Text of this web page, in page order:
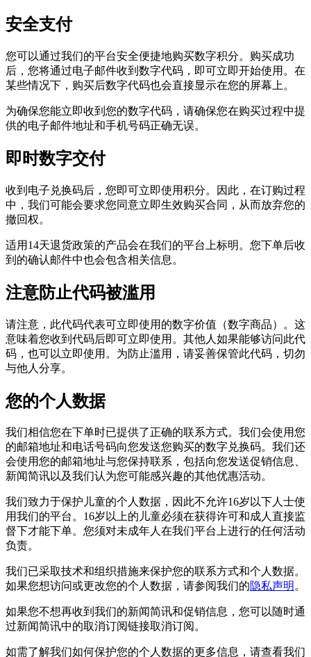
安全支付
您可以通过我们的平台安全便捷地购买数字积分。购买成功
后，您将通过电子邮件收到数字代码，即可立即开始使用。在
某些情况下，购买后数字代码也会直接显示在您的屏幕上。
为确保您能立即收到您的数字代码，请确保您在购买过程中提
供的电子邮件地址和手机号码正确无误。
即时数字交付
收到电子兑换码后，您即可立即使用积分。因此，在订购过程
中，我们可能会要求您同意立即生效购买合同，从而放弃您的
撤回权。
适用14天退货政策的产品会在我们的平台上标明。您下单后收
到的确认邮件中也会包含相关信息。
注意防止代码被滥用
请注意，此代码代表可立即使用的数字价值（数字​​商品）。这
意味着您收到代码后即可立即使用。其他人如果能够访问此代
码，也可以立即使用。为防止滥用，请妥善保管此代码，切勿
与他人分享。
您的个人数据
我们相信您在下单时已提供了正确的联系方式。我们会使用您
的邮箱地址和电话号码向您发送您购买的数字兑换码。我们还
会使用您的邮箱地址与您保持联系，包括向您发送促销信息、
新闻简讯以及我们认为您可能感兴趣的其他优惠活动。
我们致力于保护儿童的个人数据，因此不允许16岁以下人士使
用我们的平台。16岁以上的儿童必须在获得许可和成人直接监
督下才能下单。您须对未成年人在我们平台上进行的任何活动
负责。
我们已采取技术和组织措施来保护您的联系方式和个人数据。
如果您想访问或更改您的个人数据，请参阅我们的隐私声明。
如果您不想再收到我们的新闻简讯和促销信息，您可以随时通
过新闻简讯中的取消订阅链接取消订阅。
如需了解我们如何保护您的个人数据的更多信息，请查看我们